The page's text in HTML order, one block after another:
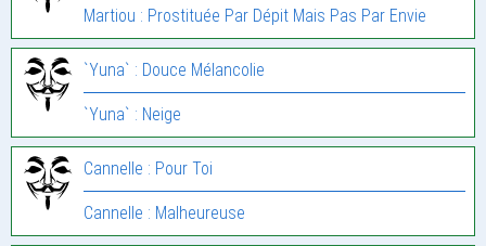
Martiou : Prostituée Par Dépit Mais Pas Par Envie
`Yuna` : Douce Mélancolie
`Yuna` : Neige
Cannelle : Pour Toi
Cannelle : Malheureuse